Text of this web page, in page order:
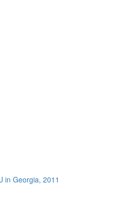
in Georgia, 2011